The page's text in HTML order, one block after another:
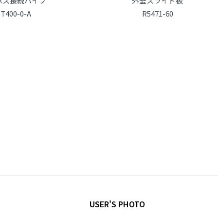
T400-0-A
R5471-60
USER'S PHOTO